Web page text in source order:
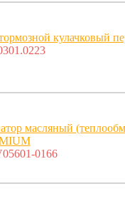
кулачковый
масляный
0166